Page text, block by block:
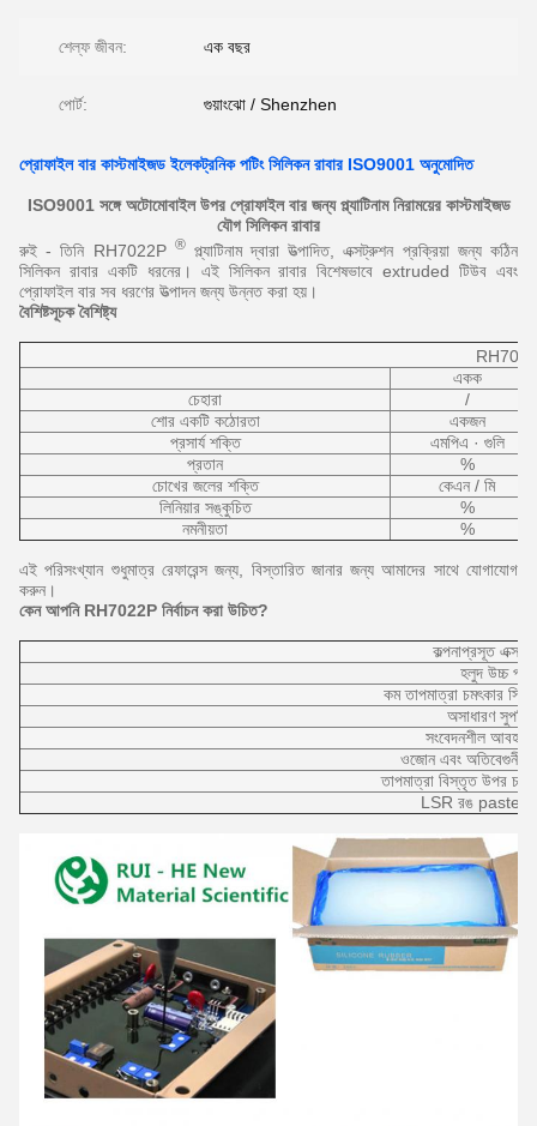
শেল্ফ জীবন: এক বছর
পোর্ট: গুয়াংঝো / Shenzhen
প্রোফাইল বার কাস্টমাইজড ইলেকট্রনিক পটিং সিলিকন রাবার ISO9001 অনুমোদিত
ISO9001 সঙ্গে অটোমোবাইল উপর প্রোফাইল বার জন্য প্ল্যাটিনাম নিরাময়ের কাস্টমাইজড
যৌগ সিলিকন রাবার
রুই - তিনি RH7022P ®প্ল্যাটিনাম দ্বারা উত্পাদিত, এক্সট্রুশন প্রক্রিয়া জন্য কঠিন
সিলিকন রাবার একটি ধরনের।
এই সিলিকন রাবার বিশেষভাবে extruded টিউব এবং
প্রোফাইল বার সব ধরণের উত্পাদন জন্য উন্নত করা হয়।
বৈশিষ্টসূচক বৈশিষ্ট্য
একক
চেহারা
/
শোর একটি কঠোরতা
একজন
প্রসার্য শক্তি
এমপিএ · গুলি
প্রতান
%
চোখের জলের শক্তি
কেএন / মি
লিনিয়ার সঙ্কুচিত
%
নমনীয়তা
%
এই পরিসংখ্যান শুধুমাত্র রেফারেন্স জন্য, বিস্তারিত জানার জন্য আমাদের সাথে যোগাযোগ
করুন।
কেন আপনি RH7022P নির্বাচন করা উচিত?
কল্পনাপ্রসূত
হলুদ উচ্চ
কম তাপমাত্রা চমৎকার
অসাধারণ
সংবেদনশীল
ওজোন এবং অতিবেগুনী
তাপমাত্রা বিস্তৃত উপর
LSR রঙ pastes